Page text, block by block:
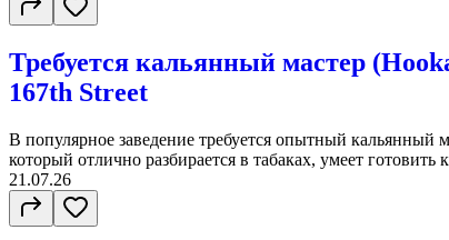
Требуется кальянный мастер
167th Street
В популярное заведение требуется опытный кальянный
который отлично разбирается в табаках, умеет готовить
21.07.26